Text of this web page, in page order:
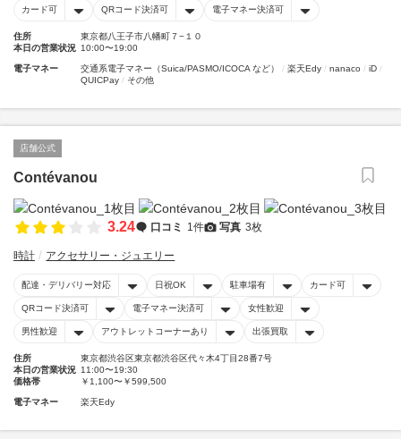
カード可 QRコード決済可 電子マネー決済可
住所
東京都八王子市八幡町７−１０
本日の営業状況 10:00〜19:00
電子マネー 交通系電子マネー（Suica/PASMO/ICOCA など） 楽天Edy nanaco
iD
QUICPay
その他
店舗公式
Contévanou
3.24 口コミ 1件 写真 3枚
時計 アクセサリー・ジュエリー
配達・デリバリー対応 日祝OK 駐車場有 カード可
QRコード決済可 電子マネー決済可 女性歓迎
男性歓迎 アウトレットコーナーあり 出張買取
住所
東京都渋谷区東京都渋谷区代々木4丁目28番7号
本日の営業状況 11:00〜19:30
価格帯
￥1,100〜￥599,500
電子マネー 楽天Edy